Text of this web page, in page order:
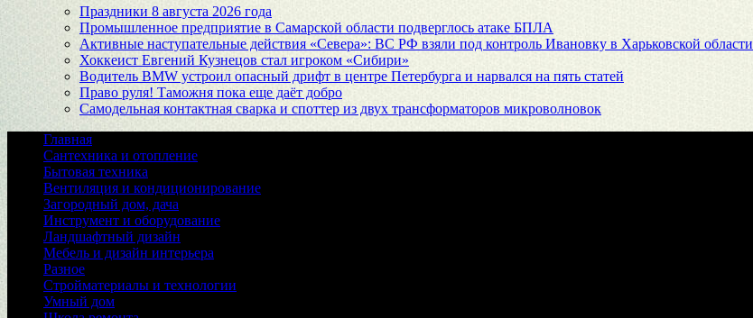
Праздники 8 августа 2026 года
Промышленное предприятие в Самарской области подверглось атаке БПЛА
Активные наступательные действия «Севера»: ВС РФ взяли под контроль Ивановку в Харьковской области
Хоккеист Евгений Кузнецов стал игроком «Сибири»
Водитель BMW устроил опасный дрифт в центре Петербурга и нарвался на пять статей
Право руля! Таможня пока еще даёт добро
Самодельная контактная сварка и споттер из двух трансформаторов микроволновок
Главная
Сантехника и отопление
Бытовая техника
Вентиляция и кондиционирование
Загородный дом, дача
Инструмент и оборудование
Ландшафтный дизайн
Мебель и дизайн интерьера
Разное
Стройматериалы и технологии
Умный дом